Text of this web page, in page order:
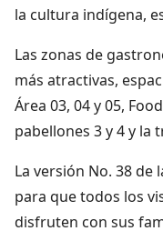
la cultura indígena,
Las zonas de
más atractivas,
Área 03, 04 y 05,
pabellones 3 y 4 y la
La versión No. 38 de
para que todos los
disfruten con sus